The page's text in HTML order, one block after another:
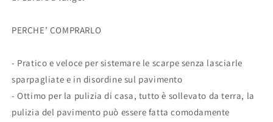
PERCHE’ COMPRARLO
- Pratico e veloce per sistemare le scarpe senza lasciarle
sparpagliate e in disordine sul pavimento
- Ottimo per la pulizia di casa, tutto è sollevato da terra, la
pulizia del pavimento può essere fatta comodamente